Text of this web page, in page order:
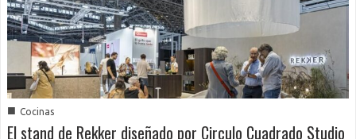
■ Cocinas
El stand de Rekker diseñado por Circulo Cuadrado Studio